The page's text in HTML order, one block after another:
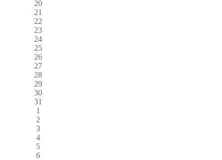
20
21
22
23
24
25
26
27
28
29
30
31
1
2
3
4
5
6